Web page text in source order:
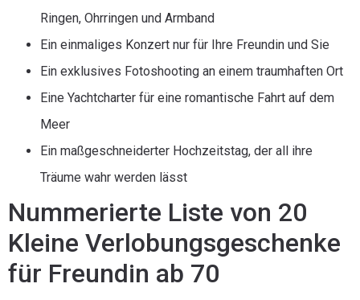
Ringen, Ohrringen und Armband
Ein einmaliges Konzert nur für Ihre Freundin und Sie
Ein exklusives Fotoshooting an einem traumhaften Ort
Eine Yachtcharter für eine romantische Fahrt auf dem
Meer
Ein maßgeschneiderter Hochzeitstag, der all ihre
Träume wahr werden lässt
Nummerierte Liste von 20
Kleine Verlobungsgeschenke
für Freundin ab 70